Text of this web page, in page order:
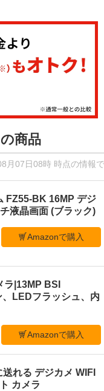
商品
月07日08時 時点の情報
FZ55-BK 16MP デジ
液晶画面 (ブラック)
Amazonで購入
|13MP BSI
LEDフラッシュ、内
Amazonで購入
れる デジカメ WIFI
カメラ